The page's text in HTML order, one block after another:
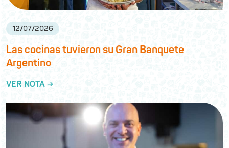
12/07/2026
Las cocinas tuvieron su Gran Banquete
Argentino
VER NOTA →